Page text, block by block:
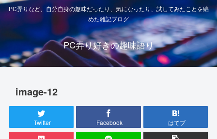
PC弄りなど、自分自身の趣味だったり、気になったり、試してみたことを纏
めた雑記ブログ
PC弄り好きの趣味語り
image-12
Twitter Facebook はてブ